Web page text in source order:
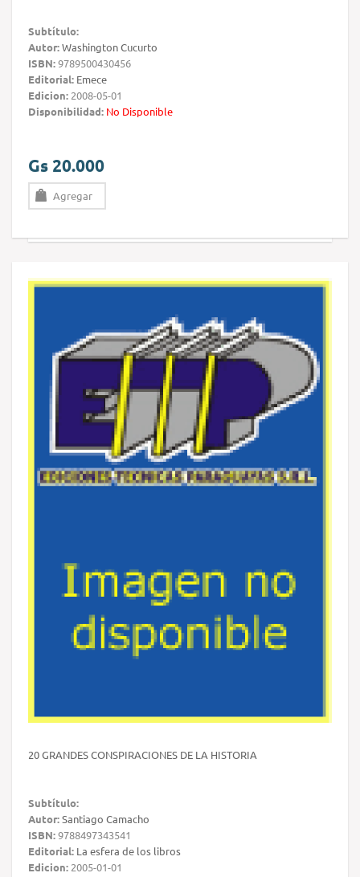
Subtítulo:
Autor:Washington Cucurto
ISBN:9789500430456
Editorial: Emece
Edicion: 2008-05-01
Disponibilidad: No Disponible
Gs 20.000
Agregar
20 GRANDES CONSPIRACIONES DE LA HISTORIA
Subtítulo:
Autor:Santiago Camacho
ISBN:9788497343541
Editorial: La esfera de los libros
Edicion: 2005-01-01